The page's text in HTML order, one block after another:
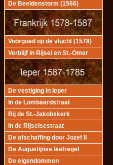
De Beeldenstorm (1566)
Voorgoed op de vlucht (1578)
Verblijf in Rijsel en St.-Omer
De vestiging in Ieper
In de Lombaardstraat
Bij de St.-Jakobskerk
In de Rijselsestraat
De afschaffing door Jozef II
De Augustijnse leefregel
De eigendommen